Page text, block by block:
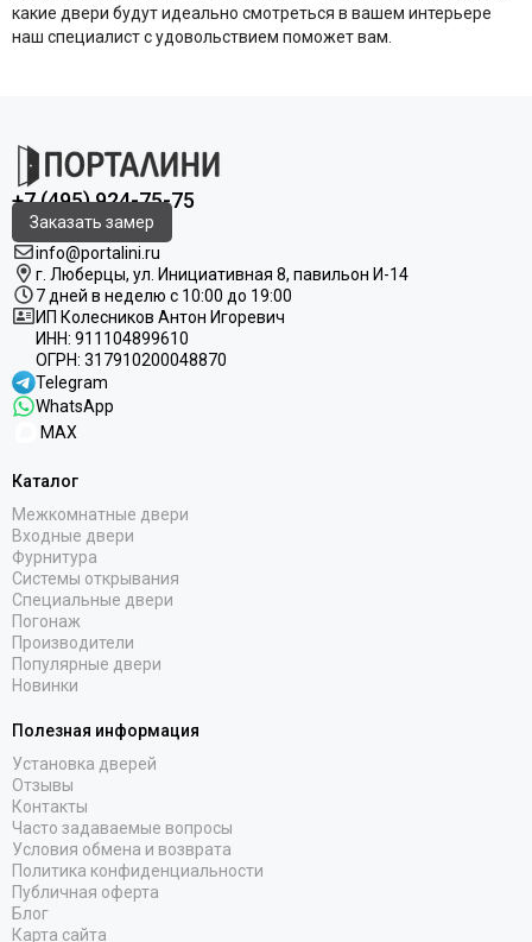
какие двери будут идеально смотреться в вашем интерьере
наш специалист с удовольствием поможет вам.
+7 (495) 924-75-75
Заказать замер
info@portalini.ru
г. Люберцы, ул. Инициативная 8, павильон И-14
7 дней в неделю с 10:00 до 19:00
ИП Колесников Антон Игоревич
ИНН: 911104899610
ОГРН: 317910200048870
Telegram
WhatsApp
MAX
Каталог
Межкомнатные двери
Входные двери
Фурнитура
Системы открывания
Специальные двери
Погонаж
Производители
Популярные двери
Новинки
Полезная информация
Установка дверей
Отзывы
Контакты
Часто задаваемые вопросы
Условия обмена и возврата
Политика конфиденциальности
Публичная оферта
Блог
Карта сайта